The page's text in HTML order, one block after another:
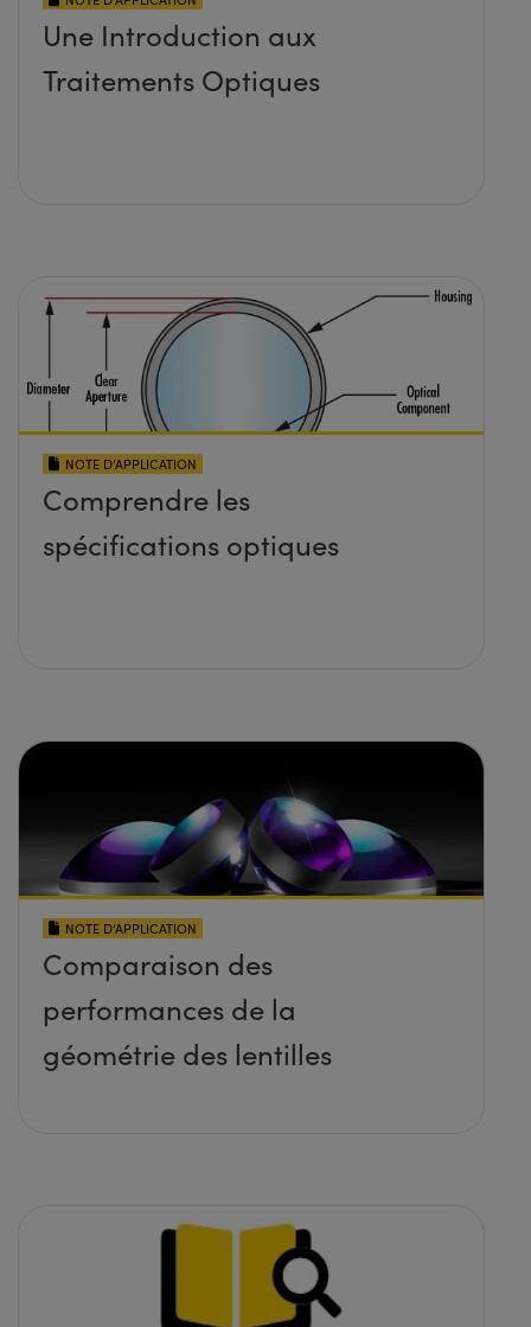
Une Introduction aux
Traitements Optiques
NOTE D’APPLICATION
Comprendre les
spécifications optiques
NOTE D’APPLICATION
Comparaison des
performances de la
géométrie des lentilles